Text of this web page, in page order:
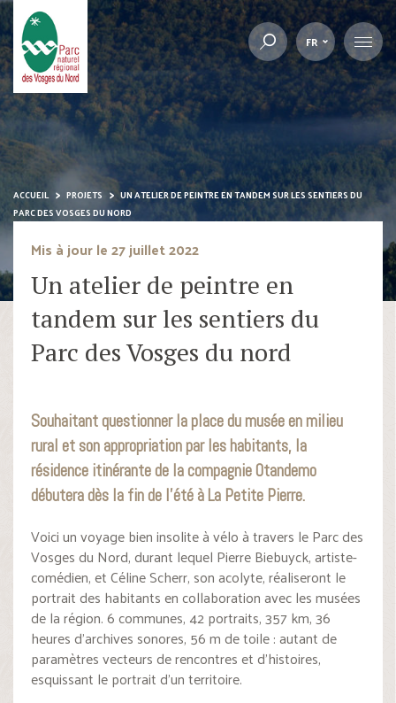
FR
ACCUEIL PROJETS
UN ATELIER DE PEINTRE EN TANDEM SUR LES SENTIERS DU
PARC DES VOSGES DU NORD
Mis à jour le 27 juillet 2022
Un atelier de peintre en
tandem sur les sentiers du
Parc des Vosges du nord
Souhaitant questionner la place du musée en milieu
rural et son appropriation par les habitants, la
résidence itinérante de la compagnie Otandemo
débutera dès la fin de l’été à La Petite Pierre.
Voici un voyage bien insolite à vélo à travers le Parc des
Vosges du Nord, durant lequel Pierre Biebuyck, artiste-
comédien, et Céline Scherr, son acolyte, réaliseront le
portrait des habitants en collaboration avec les musées
de la région. 6 communes, 42 portraits, 357 km, 36
heures d’archives sonores, 56 m de toile : autant de
paramètres vecteurs de rencontres et d’histoires,
esquissant le portrait d’un territoire.